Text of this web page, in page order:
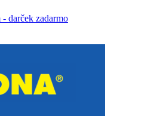
darček zadarmo